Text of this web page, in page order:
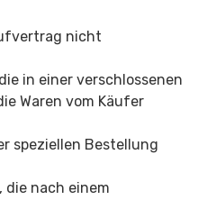
nicht
in einer verschlossenen
Waren vom Käufer
speziellen Bestellung
die nach einem